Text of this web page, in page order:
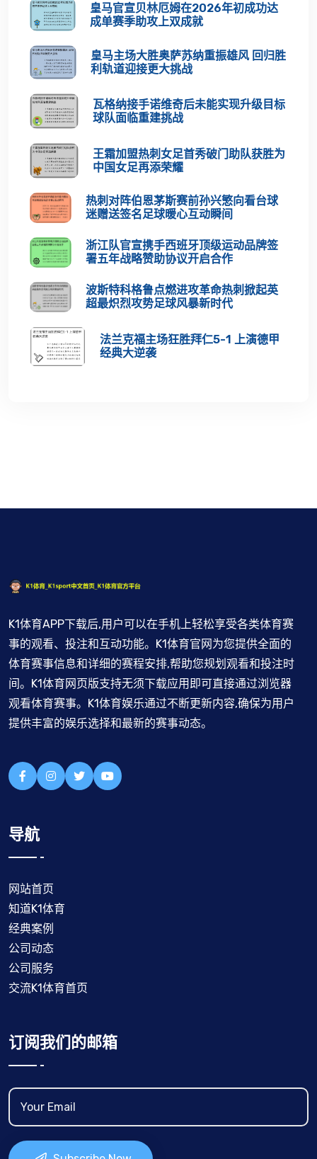
皇马官宣贝林厄姆在2026年初成功达
成单赛季助攻上双成就
皇马主场大胜奥萨苏纳重振雄风 回归胜
利轨道迎接更大挑战
瓦格纳接手诺维奇后未能实现升级目标
球队面临重建挑战
王霜加盟热刺女足首秀破门助队获胜为
中国女足再添荣耀
热刺对阵伯恩茅斯赛前孙兴慜向看台球
迷赠送签名足球暖心互动瞬间
浙江队官宣携手西班牙顶级运动品牌签
署五年战略赞助协议开启合作
波斯特科格鲁点燃进攻革命热刺掀起英
超最炽烈攻势足球风暴新时代
法兰克福主场狂胜拜仁5-1 上演德甲
经典大逆袭
K1体育APP下载后,用户可以在手机上轻松享受各类体育赛
事的观看、投注和互动功能。K1体育官网为您提供全面的
体育赛事信息和详细的赛程安排,帮助您规划观看和投注时
间。K1体育网页版支持无须下载应用即可直接通过浏览器
观看体育赛事。K1体育娱乐通过不断更新内容,确保为用户
提供丰富的娱乐选择和最新的赛事动态。
导航
网站首页
知道K1体育
经典案例
公司动态
公司服务
交流K1体育首页
订阅我们的邮箱